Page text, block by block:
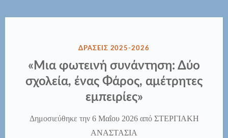
ΔΗΜΟΣΙΕΎΘΗΚΕ
ΔΡΑΣΕΙΣ 2025-2026
«Μια φωτεινή συνάντηση: Δύο
σχολεία, ένας Φάρος, αμέτρητες
εμπειρίες»
Δημοσιεύθηκε την 6 Μαΐου 2026από ΣΤΕΡΓΙΑΚΗ
ΑΝΑΣΤΑΣΙΑ